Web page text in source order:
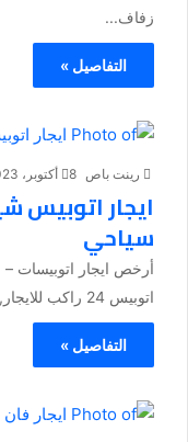
زفاف...
التفاصيل »
رينت باص 8 أكتوبر، 2023
سياحي
اتوبيس 24 راكب للايجار, اتوبيس 28 راكب |فندق...
التفاصيل »